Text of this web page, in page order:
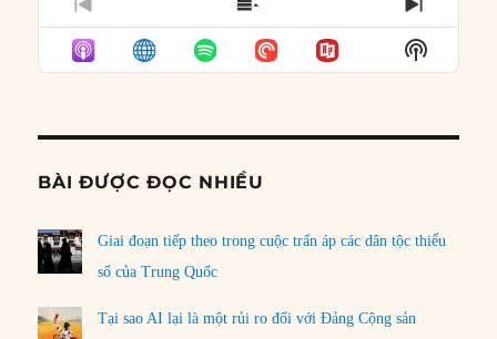
PREVIOUS
EPISODE
SHOW
EPISODES
LIST
NEXT
Show
Podcast
BÀI ĐƯỢC ĐỌC NHIỀU
Giai đoạn tiếp theo trong cuộc trấn áp các dân tộc thiểu
số của Trung Quốc
Tại sao AI lại là một rủi ro đối với Đảng Cộng sản